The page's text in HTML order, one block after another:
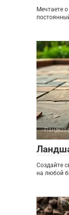
Мечтаете
Создайте
на любой